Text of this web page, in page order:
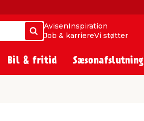
Søg
Søg
AvisenInspiration
Job & karriereVi støtter
Bil & fritid Sæsonafslutning